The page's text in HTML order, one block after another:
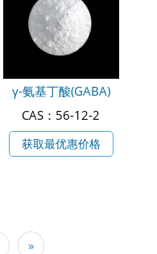
γ-氨基丁酸(GABA)
CAS：56-12-2
获取最优惠价格
»